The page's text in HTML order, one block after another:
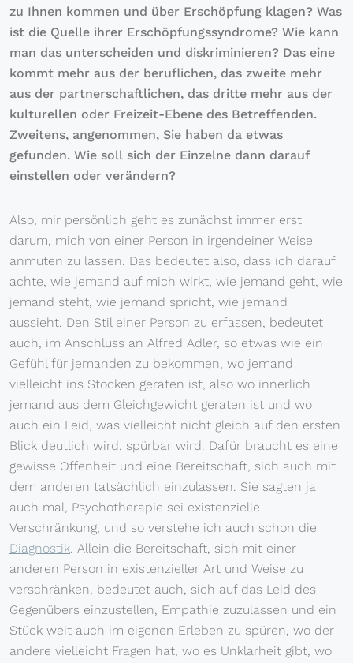
zu Ihnen kommen und über Erschöpfung klagen? Was
ist die Quelle ihrer Erschöpfungssyndrome? Wie kann
man das unterscheiden und diskriminieren? Das eine
kommt mehr aus der beruflichen, das zweite mehr
aus der partnerschaftlichen, das dritte mehr aus der
kulturellen oder Freizeit-Ebene des Betreffenden.
Zweitens, angenommen, Sie haben da etwas
gefunden. Wie soll sich der Einzelne dann darauf
einstellen oder verändern?
Also, mir persönlich geht es zunächst immer erst
darum, mich von einer Person in irgendeiner Weise
anmuten zu lassen. Das bedeutet also, dass ich darauf
achte, wie jemand auf mich wirkt, wie jemand geht, wie
jemand steht, wie jemand spricht, wie jemand
aussieht. Den Stil einer Person zu erfassen, bedeutet
auch, im Anschluss an Alfred Adler, so etwas wie ein
Gefühl für jemanden zu bekommen, wo jemand
vielleicht ins Stocken geraten ist, also wo innerlich
jemand aus dem Gleichgewicht geraten ist und wo
auch ein Leid, was vielleicht nicht gleich auf den ersten
Blick deutlich wird, spürbar wird. Dafür braucht es eine
gewisse Offenheit und eine Bereitschaft, sich auch mit
dem anderen tatsächlich einzulassen. Sie sagten ja
auch mal, Psychotherapie sei existenzielle
Verschränkung, und so verstehe ich auch schon die
Diagnostik. Allein die Bereitschaft, sich mit einer
anderen Person in existenzieller Art und Weise zu
verschränken, bedeutet auch, sich auf das Leid des
Gegenübers einzustellen, Empathie zuzulassen und ein
Stück weit auch im eigenen Erleben zu spüren, wo der
andere vielleicht Fragen hat, wo es Unklarheit gibt, wo